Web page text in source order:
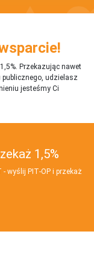
Przekazując nawet
udzielasz
jesteśmy Ci
1,5%
wyślij PIT‑OP i przekaż